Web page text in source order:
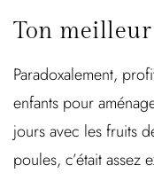
Ton
Paradoxalement,
enfants pour
jours avec les fruits
poules, c’était assez